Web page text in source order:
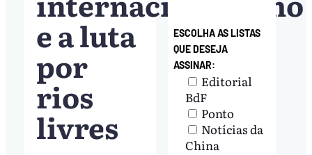
e a luta
por
rios
livres
ESCOLHA AS LISTAS
QUE DESEJA
ASSINAR:
Editorial
BdF
Ponto
Notícias da
China